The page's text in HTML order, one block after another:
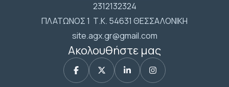
2312132324
ΠΛΑΤΩΝΟΣ 1 Τ.Κ. 54631 ΘΕΣΣΑΛΟΝΙΚΗ
site.agx.gr@gmail.com
Ακολουθήστε μας